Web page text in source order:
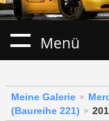
Menü
Meine Galerie
(Baureihe 221)